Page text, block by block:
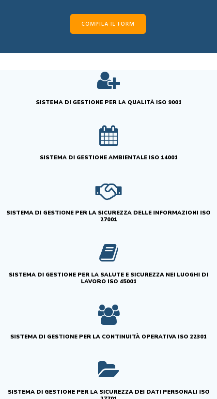
COMPILA IL FORM
SISTEMA DI GESTIONE PER LA QUALITÀ ISO 9001
SISTEMA DI GESTIONE AMBIENTALE ISO 14001
SISTEMA DI GESTIONE PER LA SICUREZZA DELLE INFORMAZIONI ISO
27001
SISTEMA DI GESTIONE PER LA SALUTE E SICUREZZA NEI LUOGHI DI
LAVORO ISO 45001
SISTEMA DI GESTIONE PER LA CONTINUITÀ OPERATIVA ISO 22301
SISTEMA DI GESTIONE PER LA SICUREZZA DEI DATI PERSONALI ISO